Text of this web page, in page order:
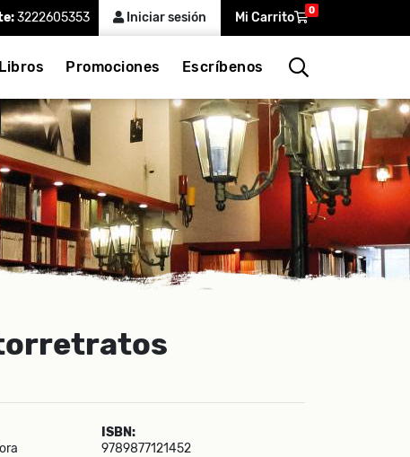
3222605353 Iniciar sesión Mi Carrito 0
Libros Promociones Escríbenos
ISBN:
9789877121452